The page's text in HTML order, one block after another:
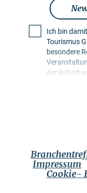
Ich bin
Tourismus GmbH über aktuelle
besondere
der
widerrufen
Abmeldelink
über die im
Impressum
Cookie-